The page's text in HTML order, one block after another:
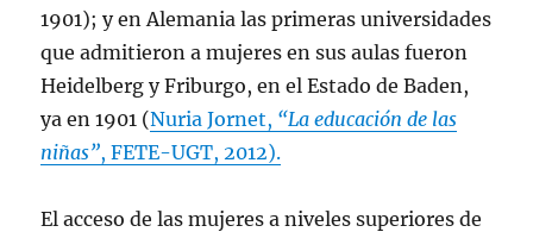
1901); y en Alemania las primeras universidades
que admitieron a mujeres en sus aulas fueron
Heidelberg y Friburgo, en el Estado de Baden,
ya en 1901 (Nuria Jornet, “La educación de las
niñas”, FETE-UGT, 2012).
El acceso de las mujeres a niveles superiores de